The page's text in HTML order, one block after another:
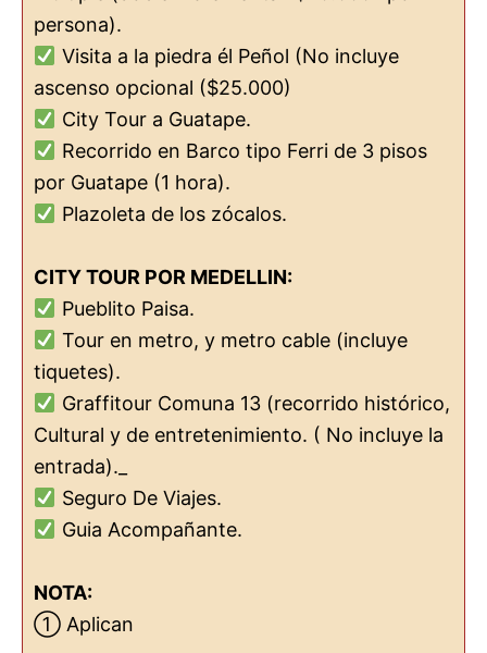
persona).
Visita a la piedra él Peñol (No incluye
ascenso opcional ($25.000)
City Tour a Guatape.
Recorrido en Barco tipo Ferri de 3 pisos
por Guatape (1 hora).
Plazoleta de los zócalos.
CITY TOUR POR MEDELLIN:
Pueblito Paisa.
Tour en metro, y metro cable (incluye
tiquetes).
Graffitour Comuna 13 (recorrido histórico,
Cultural y de entretenimiento. ( No incluye la
entrada)._
Seguro De Viajes.
Guia Acompañante.
NOTA:
① Aplican